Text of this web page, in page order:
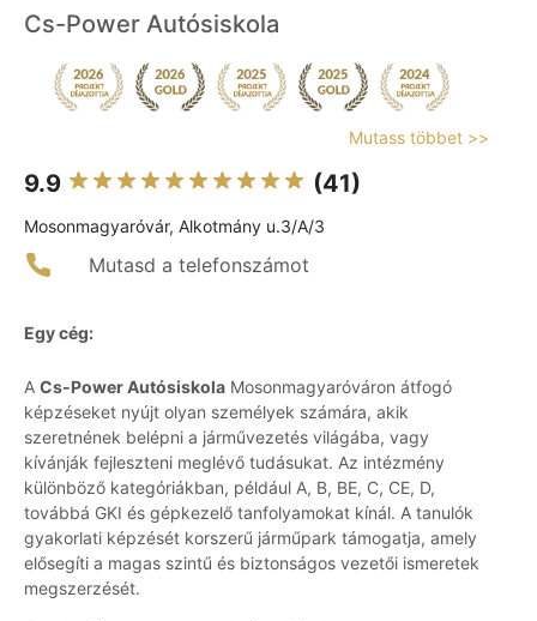
Cs-Power Autósiskola
Mutass többet >>
9.9 (41)
Mosonmagyaróvár, Alkotmány u.3/A/3
Mutasd a telefonszámot
Egy cég:
A Cs-Power Autósiskola Mosonmagyaróváron átfogó
képzéseket nyújt olyan személyek számára, akik
szeretnének belépni a járművezetés világába, vagy
kívánják fejleszteni meglévő tudásukat. Az intézmény
különböző kategóriákban, például A, B, BE, C, CE, D,
továbbá GKI és gépkezelő tanfolyamokat kínál. A tanulók
gyakorlati képzését korszerű járműpark támogatja, amely
elősegíti a magas szintű és biztonságos vezetői ismeretek
megszerzését.